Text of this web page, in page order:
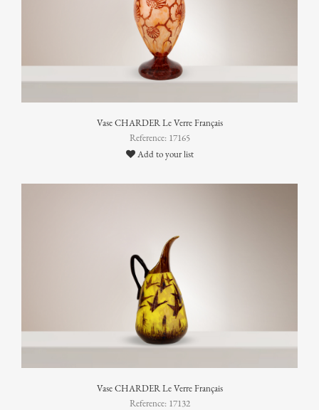
Vase CHARDER Le Verre Français
Reference: 17165
Add to your list
Vase CHARDER Le Verre Français
Reference: 17132